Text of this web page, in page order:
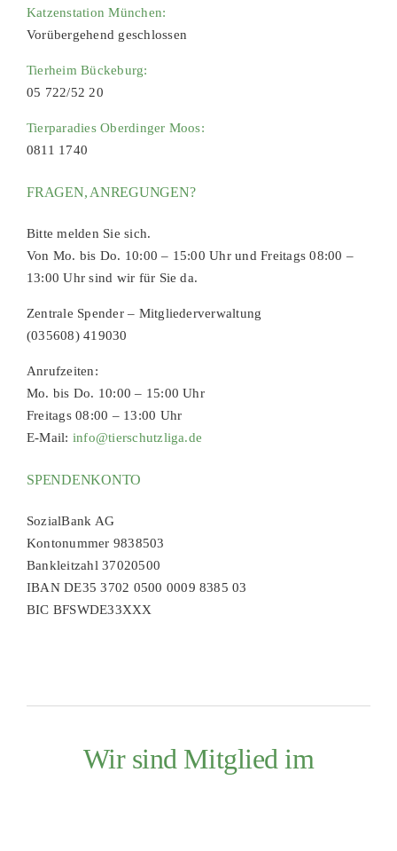
Katzenstation München:
Vorübergehend geschlossen
Tierheim Bückeburg:
05 722/52 20
Tierparadies Oberdinger Moos:
0811 1740
FRAGEN, ANREGUNGEN?
Bitte melden Sie sich.
Von Mo. bis Do. 10:00 – 15:00 Uhr und Freitags 08:00 –
13:00 Uhr sind wir für Sie da.
Zentrale Spender – Mitgliederverwaltung
(035608) 419030
Anrufzeiten:
Mo. bis Do. 10:00 – 15:00 Uhr
Freitags 08:00 – 13:00 Uhr
E-Mail: info@tierschutzliga.de
SPENDENKONTO
SozialBank AG
Kontonummer 9838503
Bankleitzahl 37020500
IBAN DE35 3702 0500 0009 8385 03
BIC BFSWDE33XXX
Wir sind Mitglied im